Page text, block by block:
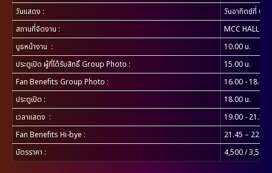
วันแสดง :
วันอาทิตย์ที่ 6 เ
สถานที่จัดงาน :
MCC HALL ชั้น
บูธหน้างาน :
10.00 น.
ประตูเปิด ผู้ที่ได้รับสิทธิ์ Group Photo :
15.00 น.
Fan Benefits Group Photo :
16.00 - 18.00
ประตูเปิด :
18.00 น.
เวลาแสดง :
19.00 - 21.30
Fan Benefits Hi-bye :
21.45 – 22.45
บัตรราคา :
4,500 / 3,500